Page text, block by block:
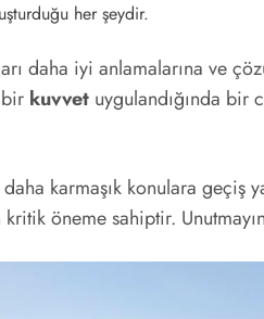
her şeydir.
daha iyi anlamalarına ve
kuvvet uygulandığında bir
karmaşık konulara geçiş
öneme sahiptir.